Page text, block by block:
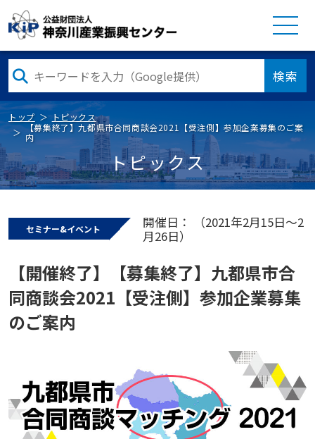
検索
トップ
トピックス
【募集終了】九都県市合同商談会2021【受注側】参加企業募集のご案
内
トピックス
セミナー&イベント
開催日： （2021年2月15日～2
月26日）
【開催終了】【募集終了】九都県市合
同商談会2021【受注側】参加企業募集
のご案内